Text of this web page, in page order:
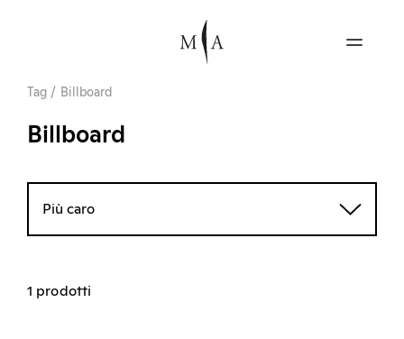
Tag / Billboard
Billboard
Più caro
1 prodotti